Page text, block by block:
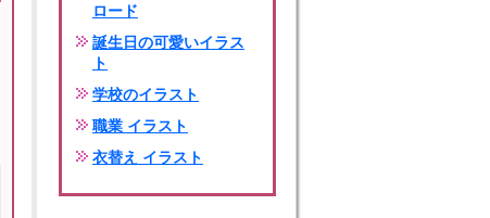
ロード
誕生日の可愛いイラス
ト
学校のイラスト
職業 イラスト
衣替え イラスト